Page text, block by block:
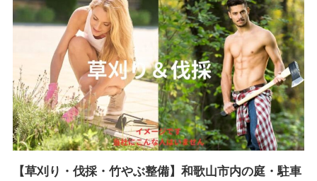
【草刈り・伐採・竹やぶ整備】和歌山市内の庭・駐車